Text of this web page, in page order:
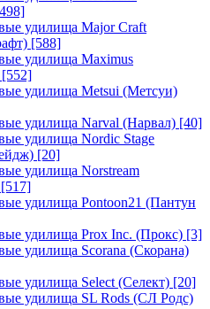
удилища Major Craft
[588]
удилища Maximus
[552]
удилища Metsui (Метсуи)
удилища Narval (Нарвал) [40]
удилища Nordic Stage
[20]
удилища Norstream
[517]
удилища Pontoon21 (Пантун
удилища Prox Inc. (Прокс) [3]
удилища Scorana (Скорана)
удилища Select (Селект) [20]
удилища SL Rods (СЛ Родс)